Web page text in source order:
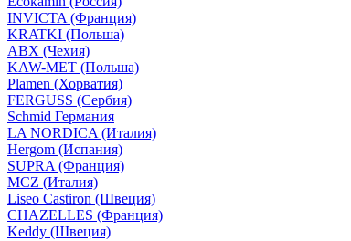
INVICTA (Франция)
KRATKI (Польша)
ABX (Чехия)
KAW-MET (Польша)
Plamen (Хорватия)
FERGUSS (Сербия)
Schmid Германия
LA NORDICA (Италия)
Hergom (Испания)
SUPRA (Франция)
MCZ (Италия)
Liseo Castiron (Швеция)
CHAZELLES (Франция)
Keddy (Швеция)